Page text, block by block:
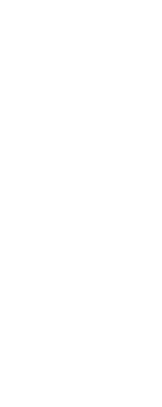
por una avería en la
Isco, la nueva
El observatorio de
El «Trío de
naturaleza y
Noruega pide la
presidente de la FIFA: